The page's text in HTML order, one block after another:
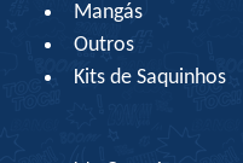
Mangás
Outros
Kits de Saquinhos